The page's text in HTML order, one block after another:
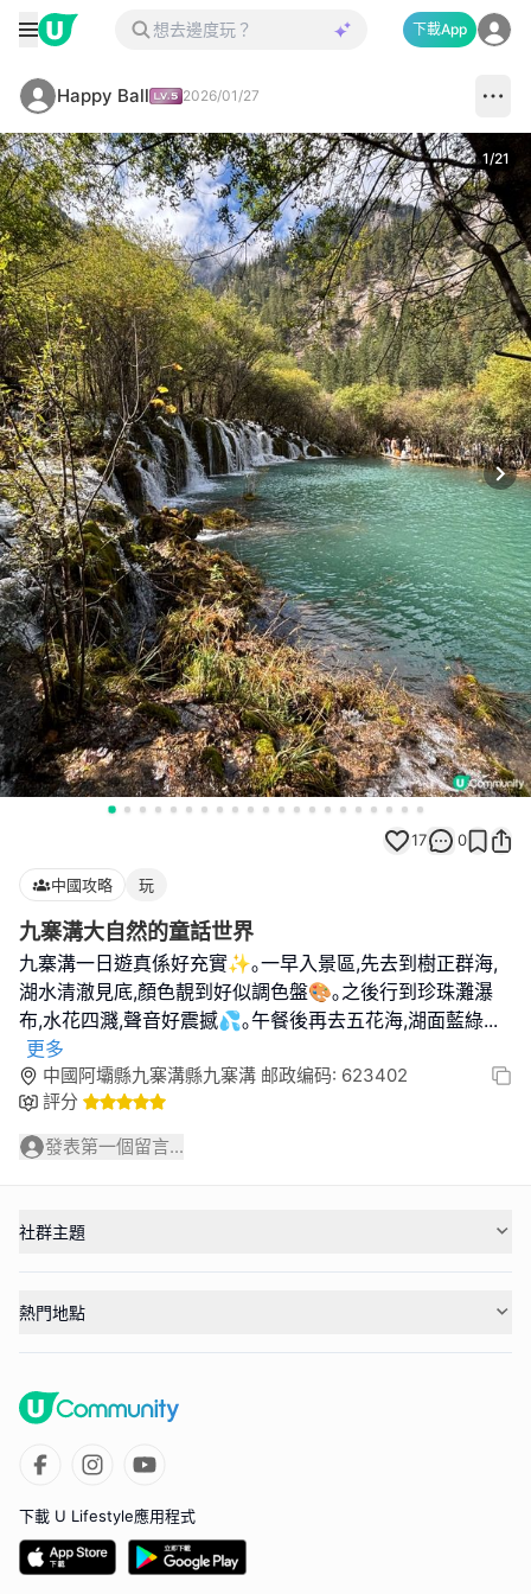
下載App
Happy Ball 2026/01/27
1/21
17 0
中國攻略 玩
九寨溝大自然的童話世界
九寨溝一日遊真係好充實✨｡一早入景區,先去到樹正群海,
湖水清澈見底,顏色靚到好似調色盤🎨｡之後行到珍珠灘瀑
布,水花四濺,聲音好震撼💦｡午餐後再去五花海,湖面藍綠...
更多
中國阿壩縣九寨溝縣九寨溝 邮政编码: 623402
評分
發表第一個留言...
社群主題
熱門地點
下載 U Lifestyle應用程式